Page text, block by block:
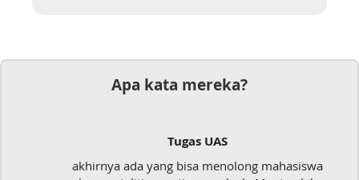
Apa kata mereka?
Tugas UAS
akhirnya ada yang bisa menolong mahasiswa